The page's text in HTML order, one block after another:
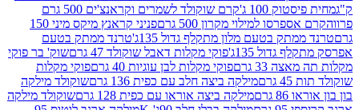
100 ג'
קרם שוקולד לשמרים וקראנצ'ים 500 גרם
למילוי מקרון 500 גרם
פניני קראנץ מיקס מיני 150
בטעם מלון מתקלף גדול 135ג'
טרנד ממתק בטעם
גדול 135ג'
פוקי מקלות דאבל שוקולד 47 גרם
שוק' בר פוקי
33 גרם
פוקי מקלות לבן עוגיות 40 גרם
פוקי מקלות
מילקה ביצה חלב עם כפית 136 גרם
שוקולד מילקה
מילקה ביצה אוראו עם כפית 128 גרם
שוקולד מילקה